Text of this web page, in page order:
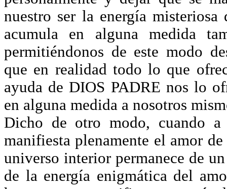
nuestro ser la energía
acumula en alguna medida
permitiéndonos de este modo
que en realidad todo lo que
ayuda de DIOS PADRE nos lo
en alguna medida a nosotros
Dicho de otro modo, cuando a
manifiesta plenamente el amor
universo interior permanece de
de la energía enigmática del